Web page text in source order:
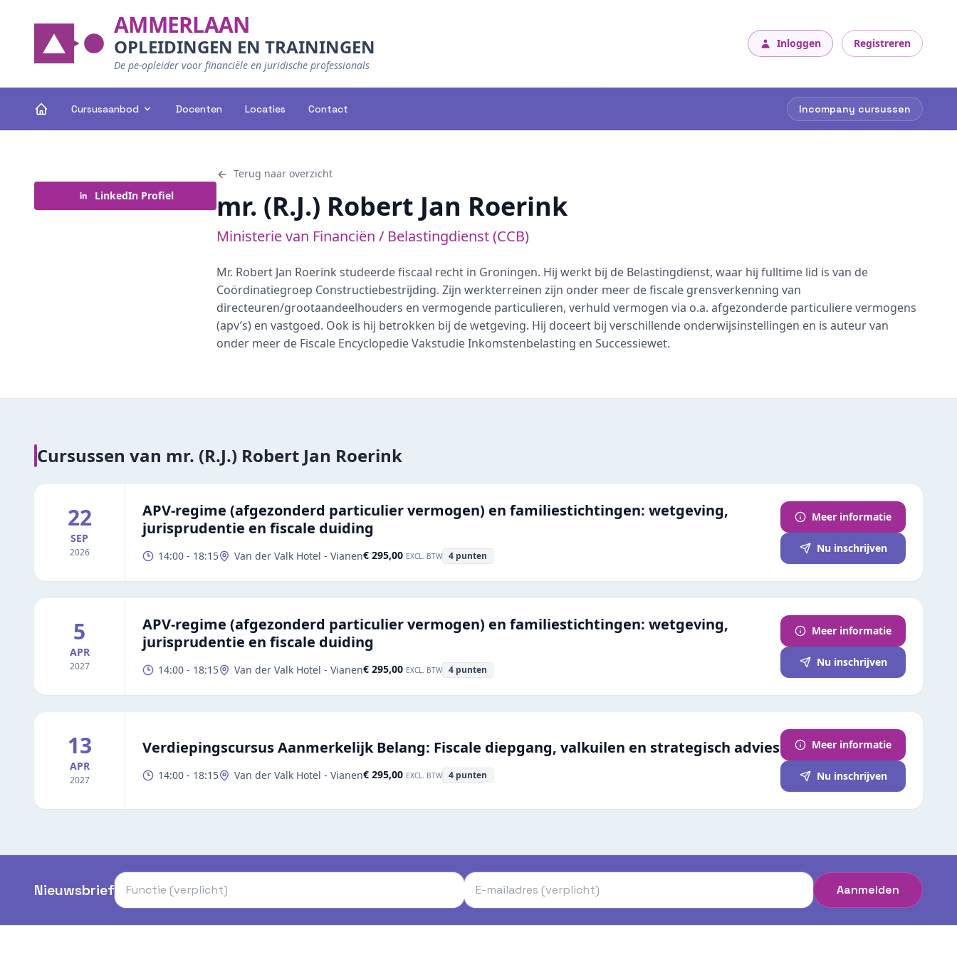
AMMERLAAN
OPLEIDINGEN EN TRAININGEN
De pe-opleider voor financiële en juridische professionals
Inloggen Registreren
Cursusaanbod Docenten Locaties Contact Incompany cursussen
LinkedIn Profiel
Terug naar overzicht
mr. (R.J.) Robert Jan Roerink
Ministerie van Financiën / Belastingdienst (CCB)
Mr. Robert Jan Roerink studeerde fiscaal recht in Groningen. Hij werkt bij de Belastingdienst, waar hij fulltime lid is van de
Coördinatiegroep Constructiebestrijding. Zijn werkterreinen zijn onder meer de fiscale grensverkenning van
directeuren/grootaandeelhouders en vermogende particulieren, verhuld vermogen via o.a. afgezonderde particuliere vermogens
(apv’s) en vastgoed. Ook is hij betrokken bij de wetgeving. Hij doceert bij verschillende onderwijsinstellingen en is auteur van
onder meer de Fiscale Encyclopedie Vakstudie Inkomstenbelasting en Successiewet.
Cursussen van mr. (R.J.) Robert Jan Roerink
22
SEP
2026
APV-regime (afgezonderd particulier vermogen) en familiestichtingen: wetgeving,
jurisprudentie en fiscale duiding
14:00 - 18:15 Van der Valk Hotel - Vianen€ 295,00 EXCL. BTW 4 punten
Meer informatie
Nu inschrijven
5
APR
2027
APV-regime (afgezonderd particulier vermogen) en familiestichtingen: wetgeving,
jurisprudentie en fiscale duiding
14:00 - 18:15 Van der Valk Hotel - Vianen€ 295,00 EXCL. BTW 4 punten
Meer informatie
Nu inschrijven
13
APR
2027
Verdiepingscursus Aanmerkelijk Belang: Fiscale diepgang, valkuilen en strategisch advies
14:00 - 18:15 Van der Valk Hotel - Vianen€ 295,00 EXCL. BTW 4 punten
Meer informatie
Nu inschrijven
Nieuwsbrief Aanmelden